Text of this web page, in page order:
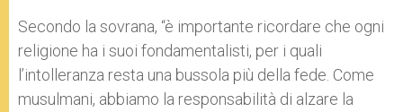
Secondo la sovrana, “è importante ricordare che ogni
religione ha i suoi fondamentalisti, per i quali
l’intolleranza resta una bussola più della fede. Come
musulmani, abbiamo la responsabilità di alzare la